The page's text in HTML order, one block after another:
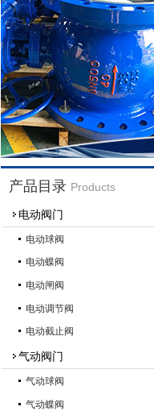
产品目录 Products
电动阀门
电动球阀
电动蝶阀
电动闸阀
电动调节阀
电动截止阀
气动阀门
气动球阀
气动蝶阀